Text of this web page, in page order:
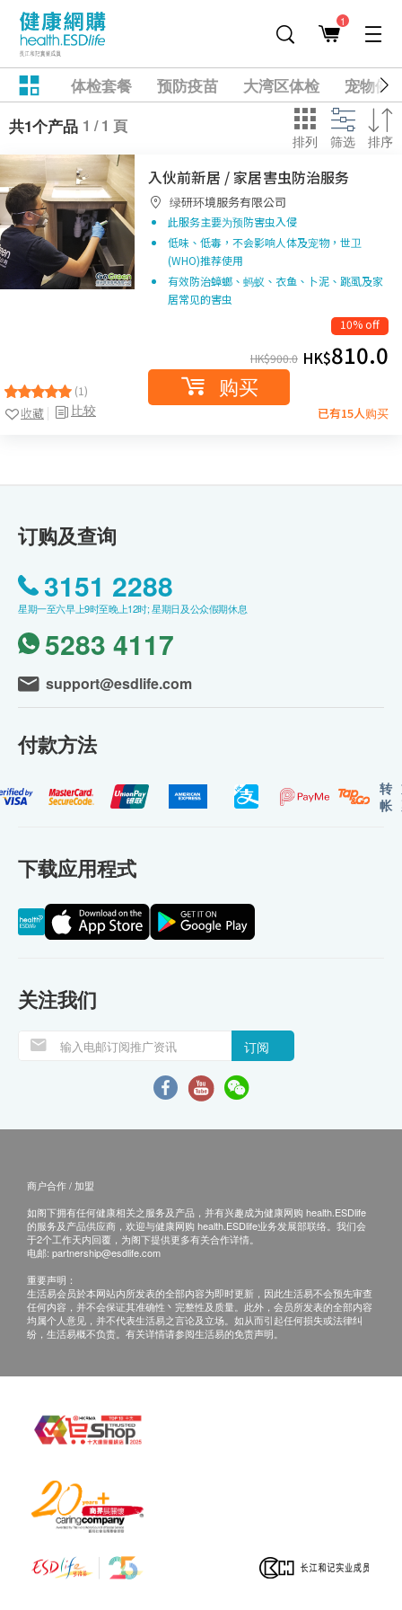
1
体检套餐 预防疫苗 大湾区体检
宠物健
共1个产品 1 / 1 頁
排列 筛选 排序
(1)
比较
收藏
入伙前新居 / 家居害虫防治服务
绿研环境服务有限公司
此服务主要为预防害虫入侵
低味、低毒，不会影响人体及宠物，世卫
(WHO)推荐使用
有效防治蟑螂、蚂蚁、衣鱼、卜泥、跳虱及家
居常见的害虫
10% off
HK$900.0 HK$810.0
购买
已有15人购买
订购及查询
3151 2288
星期一至六早上9时至晚上12时; 星期日及公众假期休息
5283 4117
support@esdlife.com
付款方法
转
帐
下载应用程式
关注我们
订阅
商户合作 / 加盟
如阁下拥有任何健康相关之服务及产品，并有兴趣成为健康网购 health.ESDlife
的服务及产品供应商，欢迎与健康网购 health.ESDlife业务发展部联络。我们会
于2个工作天内回覆，为阁下提供更多有关合作详情。
电邮: partnership@esdlife.com
重要声明：
生活易会员於本网站内所发表的全部内容为即时更新，因此生活易不会预先审查
任何内容，并不会保证其准确性丶完整性及质量。此外，会员所发表的全部内容
均属个人意见，并不代表生活易之言论及立场。如从而引起任何损失或法律纠
纷，生活易概不负责。有关详情请参阅生活易的免责声明。